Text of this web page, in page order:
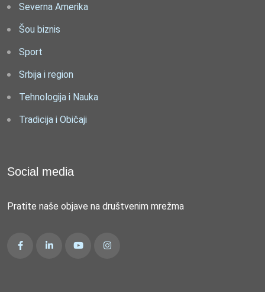
Severna Amerika
Šou biznis
Sport
Srbija i region
Tehnologija i Nauka
Tradicija i Običaji
Social media
Pratite naše objave na društvenim mrežma